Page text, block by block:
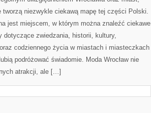
tworzą niezwykle ciekawą mapę tej części Polski.
jest miejscem, w którym można znaleźć ciekawe
dotyczące zwiedzania, historii, kultury,
codziennego życia w miastach i miasteczkach
podróżować świadomie. Moda Wrocław nie
atrakcji, ale […]